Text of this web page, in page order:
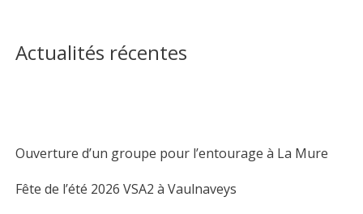
Actualités récentes
Ouverture d’un groupe pour l’entourage à La Mure
Fête de l’été 2026 VSA2 à Vaulnaveys